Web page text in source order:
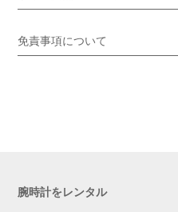
免責事項について
腕時計をレンタル